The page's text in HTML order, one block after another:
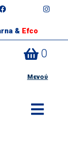
& Efco
0
Μενού